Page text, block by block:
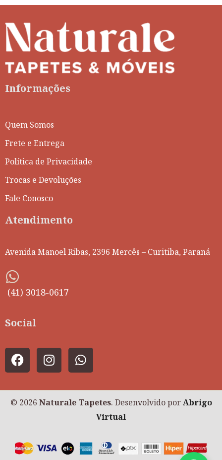
Informações
Quem Somos
Frete e Entrega
Política de Privacidade
Trocas e Devoluções
Fale Conosco
Atendimento
Avenida Manoel Ribas, 2396 Mercês – Curitiba, Paraná
(41) 3018-0617
Social
© 2026 Naturale Tapetes. Desenvolvido porAbrigo
Virtual